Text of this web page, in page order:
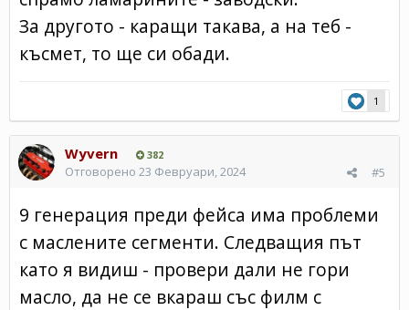
За другото - каращи такава, а на теб -
късмет, то ще си обади.
1
Wyvern 382
#5
Отговорено 23 Февруари, 2024
9 генерация преди фейса има проблеми
с маслените сегменти. Следващия път
като я видиш - провери дали не гори
масло, да не се вкараш със филм с